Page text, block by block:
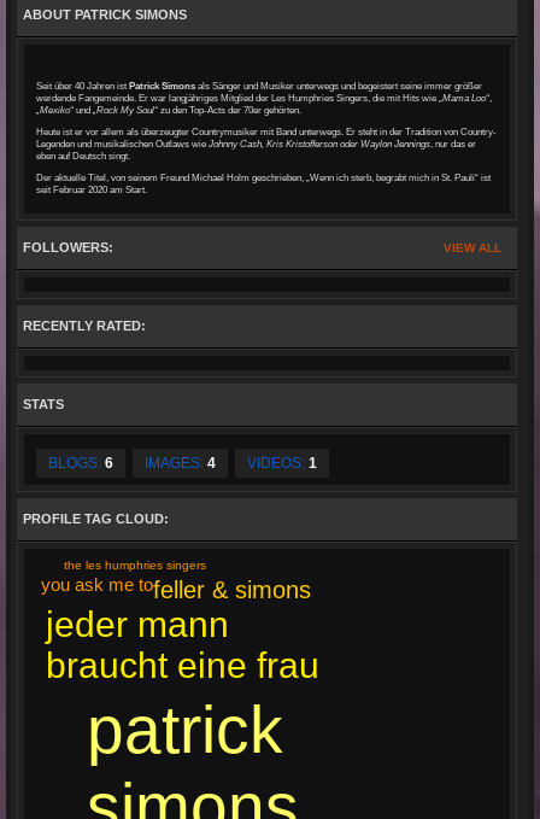
ABOUT PATRICK SIMONS
Seit über 40 Jahren ist Patrick Simons als Sänger und Musiker unterwegs und begeistert seine immer größer
werdende Fangemeinde. Er war langjähriges Mitglied der Les Humphries Singers, die mit Hits wie „Mama Loo“,
„Mexiko“ und„Rock My Soul“ zu den Top-Acts der 70er gehörten.
Heute ist er vor allem als überzeugter Countrymusiker mit Band unterwegs. Er steht in der Tradition von Country-
Legenden und musikalischen Outlaws wieJohnny Cash, Kris Kristofferson oder Waylon Jennings, nur das er
eben auf Deutsch singt.
Der aktuelle Titel, von seinem Freund Michael Holm geschrieben, „Wenn ich sterb, begrabt mich in St. Pauli“ ist
seit Februar 2020 am Start.
VIEW ALL
FOLLOWERS:
RECENTLY RATED:
STATS
BLOGS: 6 IMAGES: 4 VIDEOS: 1
PROFILE TAG CLOUD:
patrick
jeder mann
braucht eine frau
feller & simons
you ask me to
the les humphries singers